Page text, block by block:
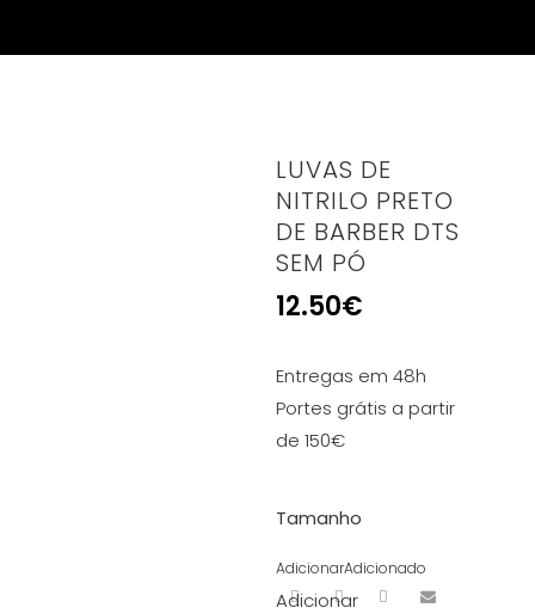
LUVAS DE
NITRILO PRETO
DE BARBER DTS
SEM PÓ
12.50€
Entregas em 48h
Portes grátis a partir
de 150€
Tamanho
AdicionarAdicionado
Adicionar